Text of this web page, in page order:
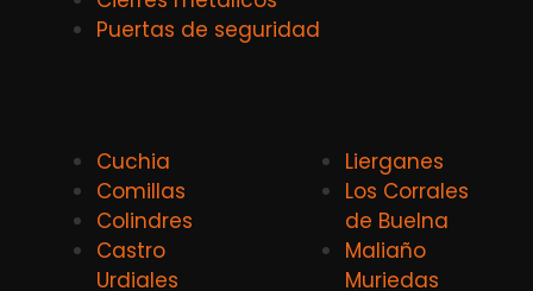
Puertas de seguridad
Cuchia
Comillas
Colindres
Castro
Urdiales
Lierganes
Los Corrales
de Buelna
Maliaño
Muriedas